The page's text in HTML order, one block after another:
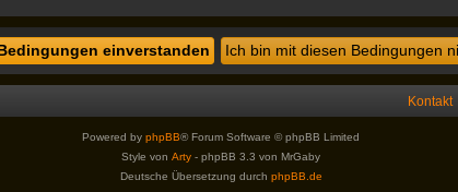
Kontakt
Powered by phpBB® Forum Software © phpBB Limited
Style von Arty - phpBB 3.3 von MrGaby
Deutsche Übersetzung durch phpBB.de